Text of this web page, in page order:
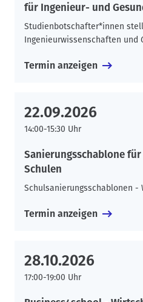
für Ingenieur- und
Studienbotschafter*innen
Ingenieurwissenschaften und
Termin anzeigen
22.09.2026
14:00-15:30 Uhr
Sanierungsschablone
Schulen
Schulsanierungsschablonen -
Termin anzeigen
28.10.2026
17:00-19:00 Uhr